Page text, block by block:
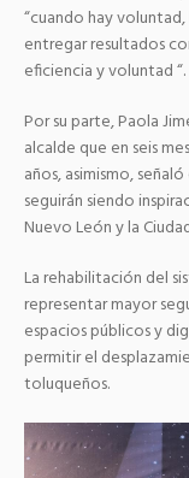
“cuando hay
entregar resultados
eficiencia y voluntad “.
Por su parte, Paola
alcalde que en seis
años, asimismo,
seguirán siendo
Nuevo León y la
La rehabilitación del
representar mayor
espacios públicos y
permitir el
toluqueños.